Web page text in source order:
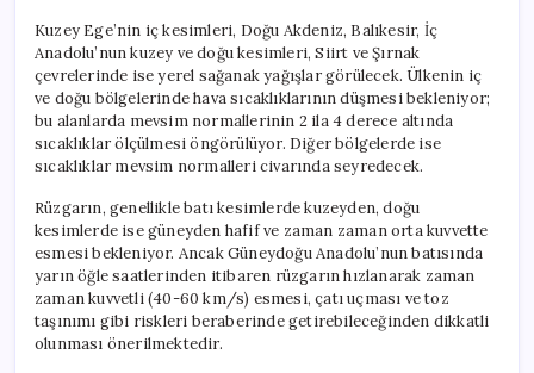
Kuzey Ege’nin iç kesimleri, Doğu Akdeniz, Balıkesir, İç
Anadolu’nun kuzey ve doğu kesimleri, Siirt ve Şırnak
çevrelerinde ise yerel sağanak yağışlar görülecek. Ülkenin iç
ve doğu bölgelerinde hava sıcaklıklarının düşmesi bekleniyor;
bu alanlarda mevsim normallerinin 2 ila 4 derece altında
sıcaklıklar ölçülmesi öngörülüyor. Diğer bölgelerde ise
sıcaklıklar mevsim normalleri civarında seyredecek.
Rüzgarın, genellikle batı kesimlerde kuzeyden, doğu
kesimlerde ise güneyden hafif ve zaman zaman orta kuvvette
esmesi bekleniyor. Ancak Güneydoğu Anadolu’nun batısında
yarın öğle saatlerinden itibaren rüzgarın hızlanarak zaman
zaman kuvvetli (40-60 km/s) esmesi, çatı uçması ve toz
taşınımı gibi riskleri beraberinde getirebileceğinden dikkatli
olunması önerilmektedir.